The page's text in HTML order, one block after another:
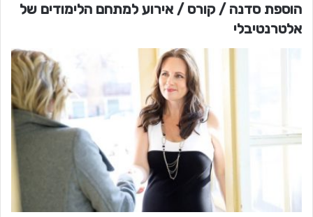
הוספת סדנה / קורס / אירוע למתחם הלימודים של
אלטרנטיבלי